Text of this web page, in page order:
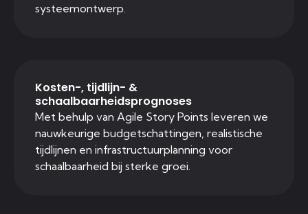
systeemontwerp.
Kosten-, tijdlijn- &
schaalbaarheidsprognoses
Met behulp van Agile Story Points leveren we
nauwkeurige budgetschattingen, realistische
tijdlijnen en infrastructuurplanning voor
schaalbaarheid bij sterke groei.